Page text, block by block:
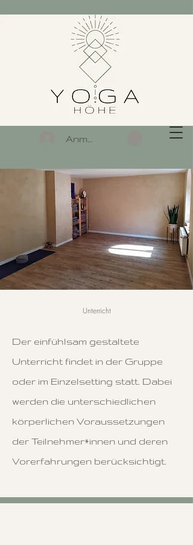
Anmelden
Unterricht
Der einfühlsam gestaltete
Unterricht findet in der Gruppe
oder im Einzelsetting statt. Dabei
werden die unterschiedlichen
körperlichen Voraussetzungen
der Teilnehmer*innen und deren
Vorerfahrungen berücksichtigt.